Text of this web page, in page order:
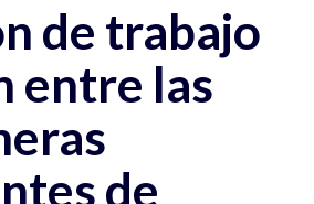
de trabajo
entre las
de